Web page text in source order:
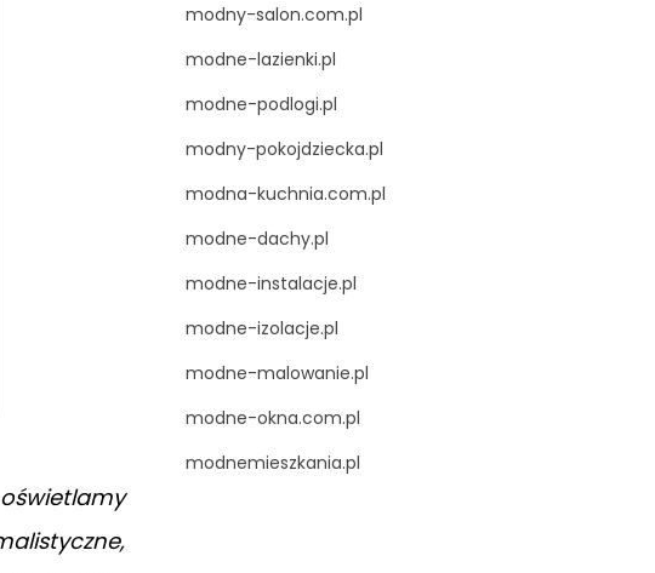
modny-salon.com.pl
modne-lazienki.pl
modne-podlogi.pl
modny-pokojdziecka.pl
modna-kuchnia.com.pl
modne-dachy.pl
modne-instalacje.pl
modne-izolacje.pl
modne-malowanie.pl
modne-okna.com.pl
modnemieszkania.pl